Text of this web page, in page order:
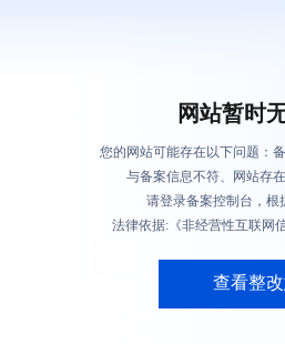
网站暂时
您的网站可能存在以下问题：
与备案信息不符、网站存
请登录备案控制台，根
法律依据:《非经营性互联网
查看整